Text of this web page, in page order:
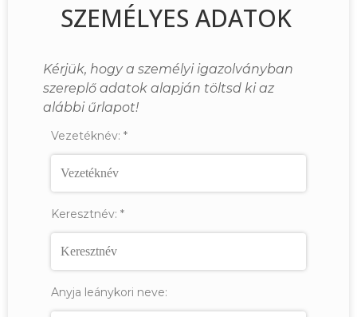
SZEMÉLYES ADATOK
Kérjük, hogy a személyi igazolványban
szereplő adatok alapján töltsd ki az
alábbi űrlapot!
Vezetéknév: *
Keresztnév: *
Anyja leánykori neve: